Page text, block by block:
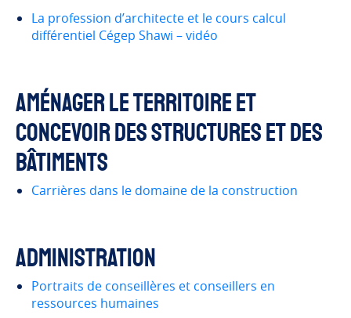
La profession d’architecte et le cours calcul
différentiel Cégep Shawi – vidéo
Aménager le territoire et
concevoir des structures et des
bâtiments
Carrières dans le domaine de la construction
Administration
Portraits de conseillères et conseillers en
ressources humaines